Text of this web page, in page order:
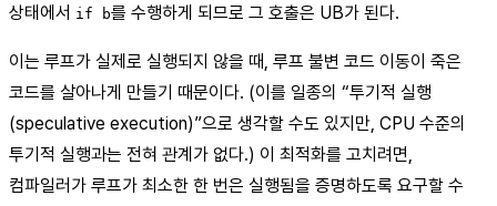
상태에서 if b를 수행하게 되므로 그 호출은 UB가 된다.
이는 루프가 실제로 실행되지 않을 때, 루프 불변 코드 이동이 죽은
코드를 살아나게 만들기 때문이다. (이를 일종의 “투기적 실행
(speculative execution)”으로 생각할 수도 있지만, CPU 수준의
투기적 실행과는 전혀 관계가 없다.) 이 최적화를 고치려면,
컴파일러가 루프가 최소한 한 번은 실행됨을 증명하도록 요구할 수